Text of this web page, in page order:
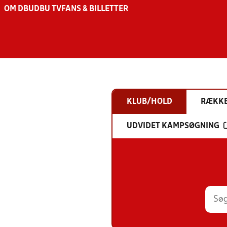
OM DBU DBU TV FANS & BILLETTER
KLUB/HOLD
UDVIDET KAMPSØGNING